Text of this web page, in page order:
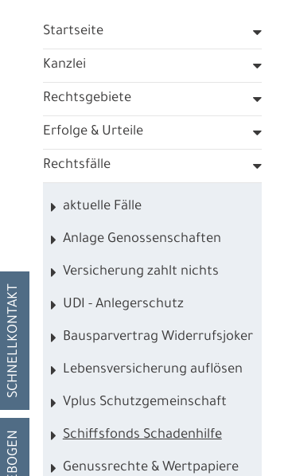
SCHNELLKONTAKT
Startseite
Kanzlei
Rechtsgebiete
Erfolge & Urteile
Rechtsfälle
aktuelle Fälle
Anlage Genossenschaften
Versicherung zahlt nichts
UDI - Anlegerschutz
Bausparvertrag Widerrufsjoker
Lebensversicherung auflösen
Vplus Schutzgemeinschaft
Schiffsfonds Schadenhilfe
Genussrechte & Wertpapiere